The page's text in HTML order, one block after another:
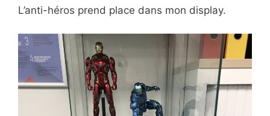
L’anti-héros prend place dans mon display.